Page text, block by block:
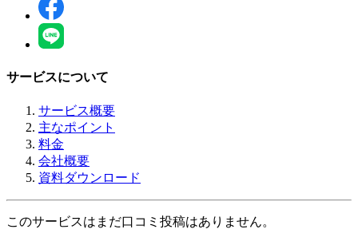
サービスについて
サービス概要
主なポイント
料金
会社概要
資料ダウンロード
このサービスはまだ口コミ投稿はありません。